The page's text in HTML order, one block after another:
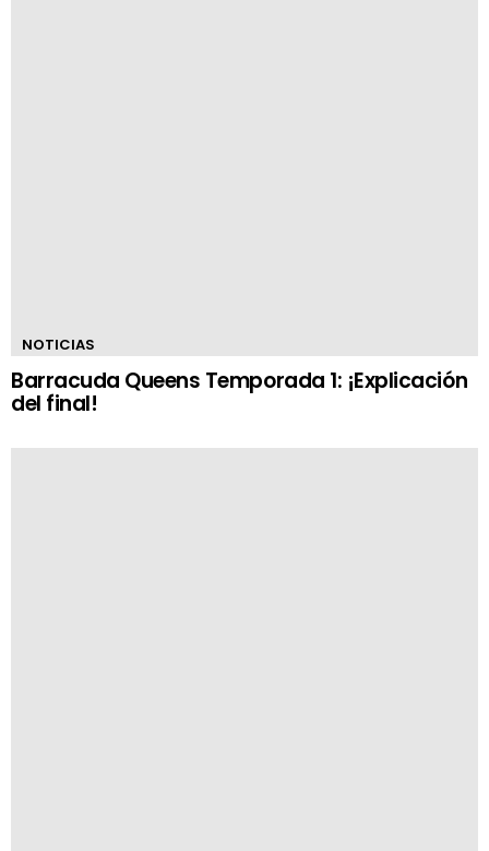
NOTICIAS
Barracuda Queens Temporada 1: ¡Explicación
del final!